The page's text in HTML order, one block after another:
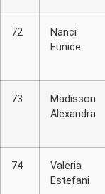
72
Nanci
Eunice
73
Madisson
Alexandra
74
Valeria
Estefani